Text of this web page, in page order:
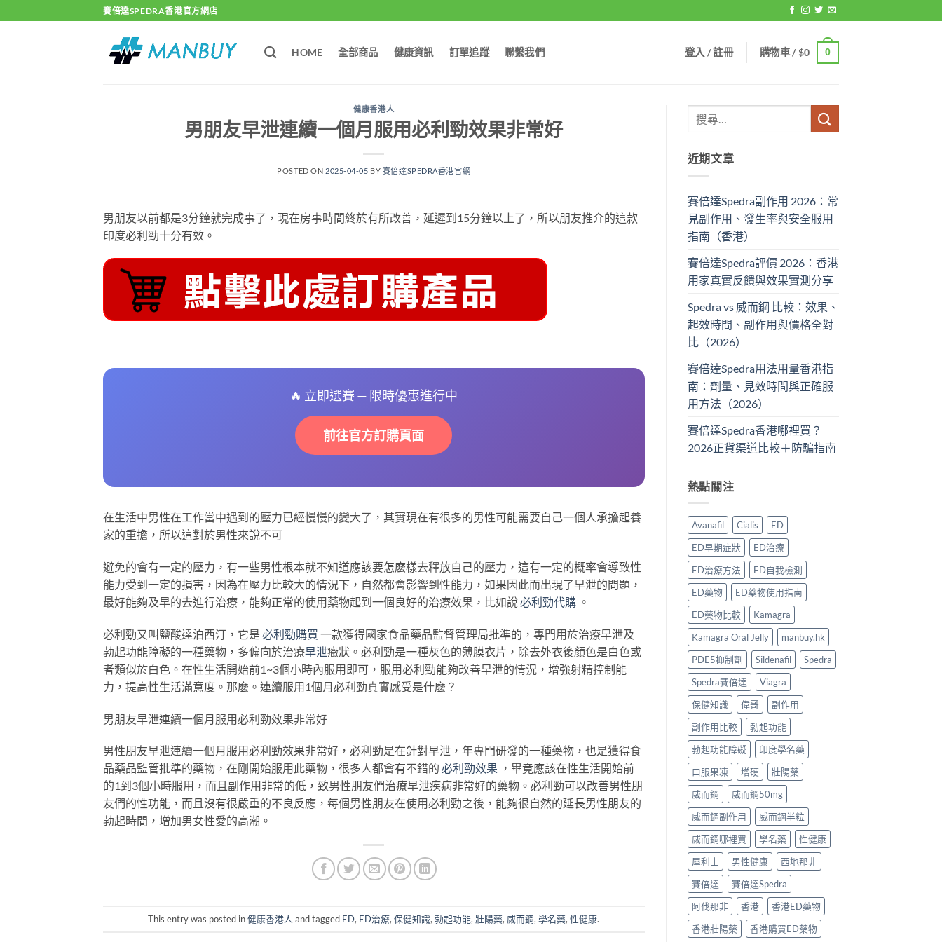
to
賽倍達SPEDRA香港官方網店
HOME 全部商品 健康資訊 訂單追蹤 聯繫我們 登入 / 註冊 購物車 /$0 0
健康香港人
男朋友早泄連續一個月服用必利勁效果非常好
POSTED ON 2025-04-05 BY 賽倍達SPEDRA香港官網
男朋友以前都是3分鐘就完成事了，現在房事時間終於有所改善，延遲到15分鐘以上了，所以朋友推介的這款
印度必利勁十分有效。
🔥 立即選賽 — 限時優惠進行中
前往官方訂購頁面
在生活中男性在工作當中遇到的壓力已經慢慢的變大了，其實現在有很多的男性可能需要自己一個人承擔起養
家的重擔，所以這對於男性來說不可
避免的會有一定的壓力，有一些男性根本就不知道應該要怎麽樣去釋放自己的壓力，這有一定的概率會導致性
能力受到一定的損害，因為在壓力比較大的情況下，自然都會影響到性能力，如果因此而出現了早泄的問題，
最好能夠及早的去進行治療，能夠正常的使用藥物起到一個良好的治療效果，比如說必利勁代購 。
必利勁又叫鹽酸達泊西汀，它是 必利勁購買 一款獲得國家食品藥品監督管理局批準的，專門用於治療早泄及
勃起功能障礙的一種藥物，多偏向於治療早泄癥狀。必利勁是一種灰色的薄膜衣片，除去外衣後顏色是白色或
者類似於白色。在性生活開始前1~3個小時內服用即可，服用必利勁能夠改善早泄的情況，增強射精控制能
力，提高性生活滿意度。那麽。連續服用1個月必利勁真實感受是什麽？
男朋友早泄連續一個月服用必利勁效果非常好
男性朋友早泄連續一個月服用必利勁效果非常好，必利勁是在針對早泄，年專門研發的一種藥物，也是獲得食
品藥品監管批準的藥物，在剛開始服用此藥物，很多人都會有不錯的 必利勁效果 ，畢竟應該在性生活開始前
的1到3個小時服用，而且副作用非常的低，致男性朋友們治療早泄疾病非常好的藥物。必利勁可以改善男性朋
友們的性功能，而且沒有很嚴重的不良反應，每個男性朋友在使用必利勁之後，能夠很自然的延長男性朋友的
勃起時間，增加男女性愛的高潮。
This entry was posted in健康香港人 and tagged ED, ED治療,保健知識,勃起功能,壯陽藥, 威而鋼,學名藥,性健康.
近期文章
賽倍達Spedra副作用 2026：常
見副作用、發生率與安全服用
指南（香港）
賽倍達Spedra評價 2026：香港
用家真實反饋與效果實測分享
Spedra vs 威而鋼 比較：效果、
起效時間、副作用與價格全對
比（2026）
賽倍達Spedra用法用量香港指
南：劑量、見效時間與正確服
用方法（2026）
賽倍達Spedra香港哪裡買？
2026正貨渠道比較＋防騙指南
熱點關注
Avanafil Cialis
ED
ED早期症狀
ED治療
ED治療方法
ED自我檢測
ED藥物
ED藥物使用指南
ED藥物比較
Kamagra
Kamagra Oral Jelly
manbuy.hk
PDE5抑制劑
Sildenafil
Spedra
Spedra賽倍達
Viagra
保健知識
偉哥
副作用
副作用比較
勃起功能
勃起功能障礙
印度學名藥
口服果凍
增硬
壯陽藥
威而鋼
威而鋼50mg
威而鋼副作用
威而鋼半粒
威而鋼哪裡買
學名藥
性健康
犀利士
男性健康
西地那非
賽倍達
賽倍達Spedra
阿伐那非
香港
香港ED藥物
香港壯陽藥
香港購買ED藥物